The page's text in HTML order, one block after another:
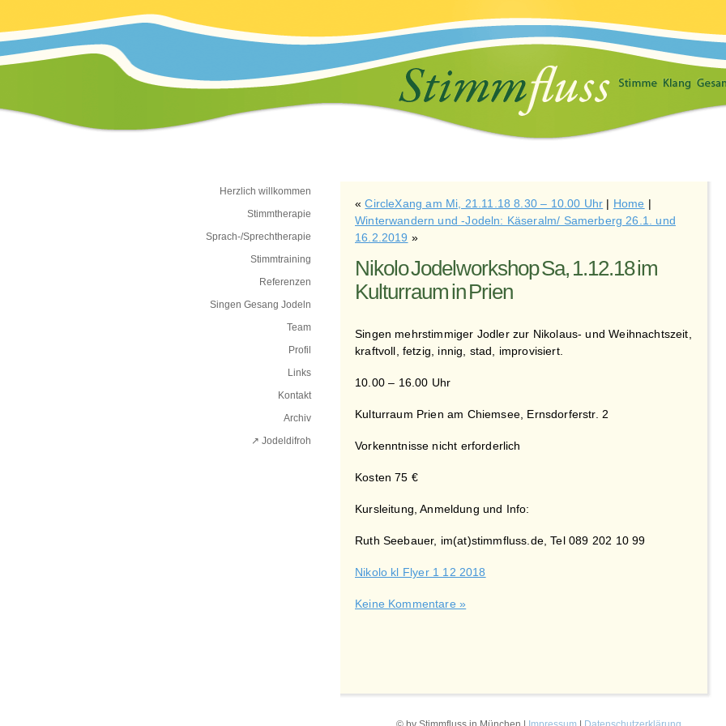
Herzlich willkommen
Stimmtherapie
Sprach-/Sprechtherapie
Stimmtraining
Referenzen
Singen Gesang Jodeln
Team
Profil
Links
Kontakt
Archiv
↗ Jodeldifroh︎
«CircleXang am Mi, 21.11.18 8.30 – 10.00 Uhr | Home |
Winterwandern und -Jodeln: Käseralm/ Samerberg 26.1. und
16.2.2019 »
Nikolo Jodelworkshop Sa, 1.12.18 im
Kulturraum in Prien
Singen mehrstimmiger Jodler zur Nikolaus- und Weihnachtszeit,
kraftvoll, fetzig, innig, stad, improvisiert.
10.00 – 16.00 Uhr
Kulturraum Prien am Chiemsee, Ernsdorferstr. 2
Vorkenntnisse nicht erforderlich
Kosten 75 €
Kursleitung, Anmeldung und Info:
Ruth Seebauer, im(at)stimmfluss.de, Tel 089 202 10 99
Nikolo kl Flyer 1 12 2018
Keine Kommentare »